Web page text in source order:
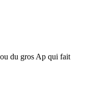
du gros Ap qui fait